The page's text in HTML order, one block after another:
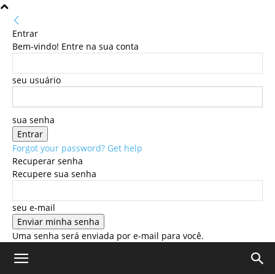
Entrar
Bem-vindo! Entre na sua conta
seu usuário
sua senha
Forgot your password? Get help
Recuperar senha
Recupere sua senha
seu e-mail
Uma senha será enviada por e-mail para você.